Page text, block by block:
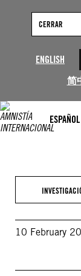
ENGLISH
简
CERRAR
ESPAÑOL
contenido
10 February